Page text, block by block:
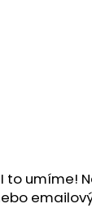
to umíme!